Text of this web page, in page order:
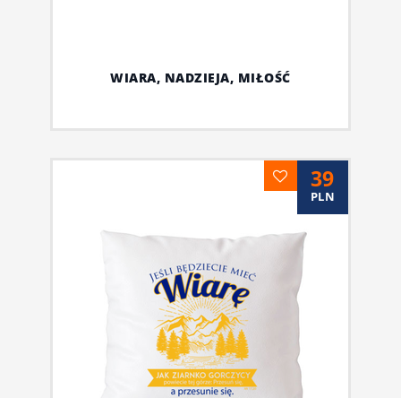
WIARA, NADZIEJA, MIŁOŚĆ
39
PLN